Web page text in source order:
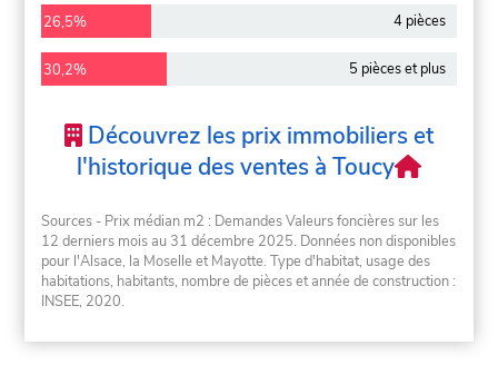
26,5% 4 pièces
30,2% 5 pièces et plus
Découvrez les prix immobiliers et
l'historique des ventes à Toucy
Sources - Prix médian m2 : Demandes Valeurs foncières sur les
12 derniers mois au 31 décembre 2025. Données non disponibles
pour l'Alsace, la Moselle et Mayotte. Type d'habitat, usage des
habitations, habitants, nombre de pièces et année de construction :
INSEE, 2020.